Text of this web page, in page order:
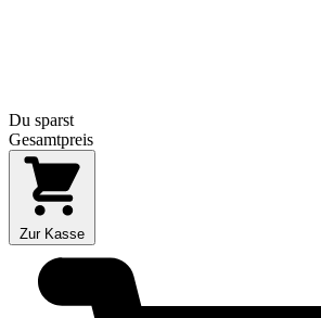
Du sparst
Gesamtpreis
Zur Kasse